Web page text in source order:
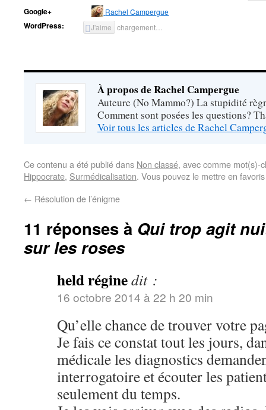
Google+ Rachel Campergue
WordPress: J'aime chargement…
À propos de Rachel Campergue
Auteure (No Mammo?) La stupidité
Comment sont posées les questions?
Voir tous les articles de Rachel
Ce contenu a été publié dans Non classé, avec comme mot(s)-
Hippocrate, Surmédicalisation. Vous pouvez le mettre en
← Résolution de l’énigme
11 réponses à Qui trop agit
sur les roses
held réginedit :
16 octobre 2014 à 22 h 20 min
Qu’elle chance de trouver votre
Je fais ce constat tout les jours,
médicale les diagnostics
interrogatoire et écouter les
seulement du temps.